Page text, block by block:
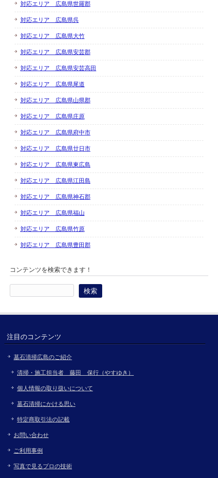
対応エリア 広島県世羅郡
対応エリア 広島県呉
対応エリア 広島県大竹
対応エリア 広島県安芸郡
対応エリア 広島県安芸高田
対応エリア 広島県尾道
対応エリア 広島県山県郡
対応エリア 広島県庄原
対応エリア 広島県府中市
対応エリア 広島県廿日市
対応エリア 広島県東広島
対応エリア 広島県江田島
対応エリア 広島県神石郡
対応エリア 広島県福山
対応エリア 広島県竹原
対応エリア 広島県豊田郡
コンテンツを検索できます！
索:
注目のコンテンツ
墓石清掃広島のご紹介
清掃・施工担当者 藤田 保行（やすゆき）
個人情報の取り扱いについて
墓石清掃にかける思い
特定商取引法の記載
お問い合わせ
ご利用事例
写真で見るプロの技術